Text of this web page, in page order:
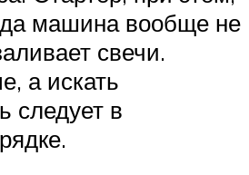
машина вообще не
свечи.
а искать
следует в